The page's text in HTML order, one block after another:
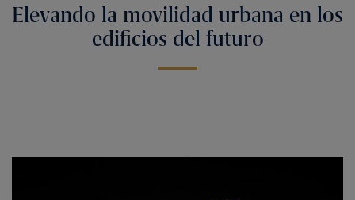
Elevando la movilidad urbana en los
edificios del futuro